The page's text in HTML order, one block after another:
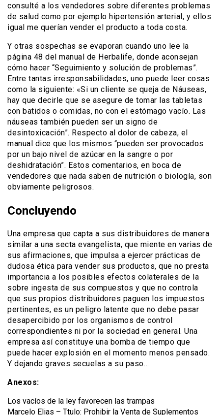
consulté a los vendedores sobre diferentes problemas
de salud como por ejemplo hipertensión arterial, y ellos
igual me querían vender el producto a toda costa.
Y otras sospechas se evaporan cuando uno lee la
página 48 del manual de Herbalife, donde aconsejan
cómo hacer “Seguimiento y solución de problemas”.
Entre tantas irresponsabilidades, uno puede leer cosas
como la siguiente: «Si un cliente se queja de Náuseas,
hay que decirle que se asegure de tomar las tabletas
con batidos o comidas, no con el estómago vacío. Las
náuseas también pueden ser un signo de
desintoxicación”. Respecto al dolor de cabeza, el
manual dice que los mismos “pueden ser provocados
por un bajo nivel de azúcar en la sangre o por
deshidratación”. Estos comentarios, en boca de
vendedores que nada saben de nutrición o biología, son
obviamente peligrosos.
Concluyendo
Una empresa que capta a sus distribuidores de manera
similar a una secta evangelista, que miente en varias de
sus afirmaciones, que impulsa a ejercer prácticas de
dudosa ética para vender sus productos, que no presta
importancia a los posibles efectos colaterales de la
sobre ingesta de sus compuestos y que no controla
que sus propios distribuidores paguen los impuestos
pertinentes, es un peligro latente que no debe pasar
desapercibido por los organismos de control
correspondientes ni por la sociedad en general. Una
empresa así constituye una bomba de tiempo que
puede hacer explosión en el momento menos pensado.
Y dejando graves secuelas a su paso…
Anexos:
Los vacíos de la ley favorecen las trampas
Marcelo Elias – Ttulo: Prohibir la Venta de Suplementos